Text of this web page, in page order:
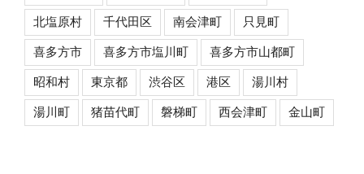
北塩原村 千代田区 南会津町 只見町
喜多方市 喜多方市塩川町 喜多方市山都町
昭和村 東京都 渋谷区 港区 湯川村
湯川町 猪苗代町 磐梯町 西会津町 金山町